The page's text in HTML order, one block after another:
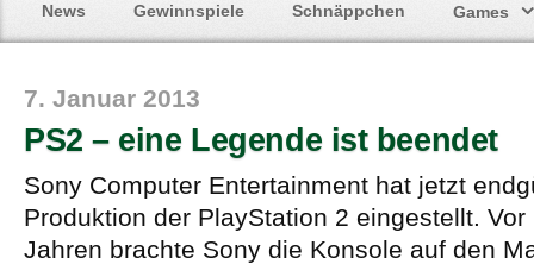
News Gewinnspiele Schnäppchen Games
7. Januar 2013
PS2 – eine Legende ist beendet
Sony Computer Entertainment hat jetzt
Produktion der PlayStation 2 eingestellt.
Jahren brachte Sony die Konsole auf den